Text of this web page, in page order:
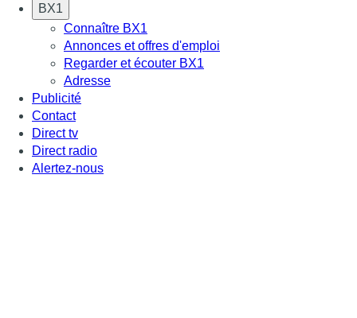
BX1
Connaître BX1
Annonces et offres d'emploi
Regarder et écouter BX1
Adresse
Publicité
Contact
Direct tv
Direct radio
Alertez-nous